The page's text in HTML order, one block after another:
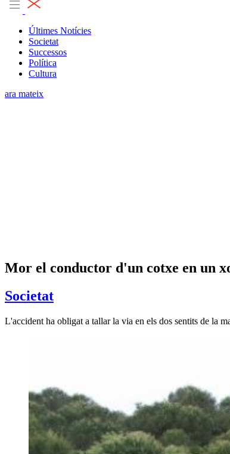
Últimes Notícies
Societat
Successos
Política
Cultura
ara mateix
Mor el conductor d'un cotxe en un
Societat
L'accident ha obligat a tallar la via en els dos sentits de la